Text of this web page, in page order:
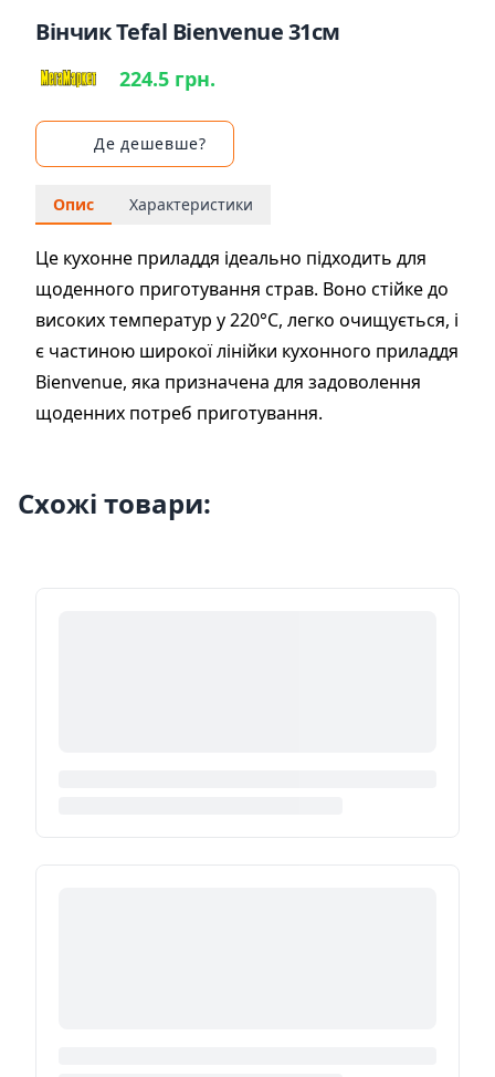
Вінчик Tefal Bienvenue 31см
224.5 грн.
Де дешевше?
Опис Характеристики
Це кухонне приладдя ідеально підходить для
щоденного приготування страв. Воно стійке до
високих температур у 220°C, легко очищується, і
є частиною широкої лінійки кухонного приладдя
Bienvenue, яка призначена для задоволення
щоденних потреб приготування.
Схожі товари: